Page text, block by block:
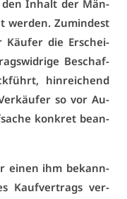
In­halt der Män­
wer­den. Zu­min­dest
Käu­fer die Er­schei­
Be­schaf­
hin­rei­chend
so vor Au­
kon­kret be­an­
ei­nen ihm be­kann­
Kauf­ver­trags ver­